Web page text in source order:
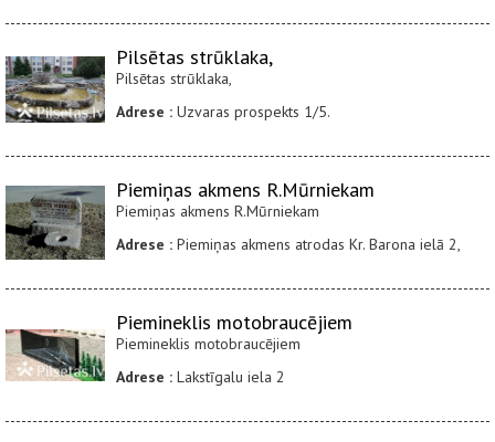
Pilsētas strūklaka,
Pilsētas strūklaka,
Adrese : Uzvaras prospekts 1/5.
Piemiņas akmens R.Mūrniekam
Piemiņas akmens R.Mūrniekam
Adrese : Piemiņas akmens atrodas Kr. Barona ielā 2,
Piemineklis motobraucējiem
Piemineklis motobraucējiem
Adrese : Lakstīgalu iela 2